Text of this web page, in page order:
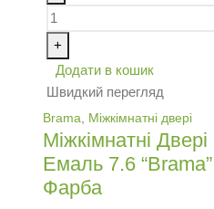
+
Додати в кошик
Швидкий перегляд
Brama Міжкімнатні двері
Міжкімнатні Двері
Емаль 7.6 “Brama”
Фарба